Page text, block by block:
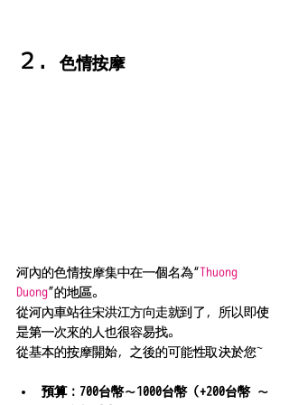
２．色情按摩
河內的色情按摩集中在一個名為“Thuong
Duong”的地區。
從河內車站往宋洪江方向走就到了，所以即使
是第一次來的人也很容易找。
從基本的按摩開始，之後的可能性取決於您~
預算：700台幣～1000台幣（+200台幣 ～